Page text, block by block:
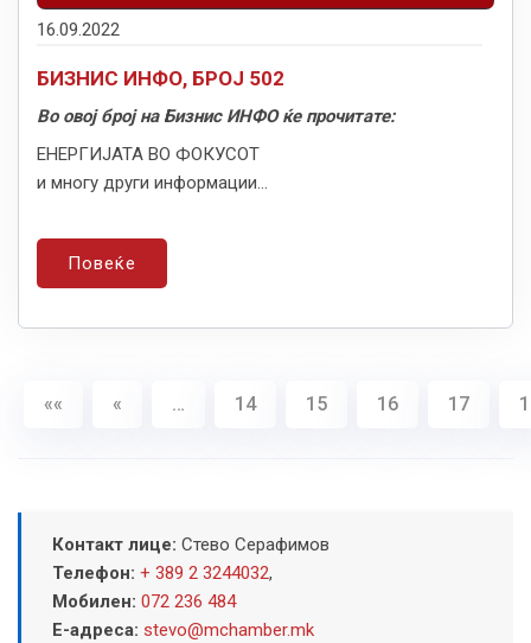
16.09.2022
БИЗНИС ИНФО, БРОЈ 502
Во овој број на Бизнис ИНФО ќе прочитате:
ЕНЕРГИЈАТА ВО ФОКУСОТ
и многу други информации...
Повеќе
«« « … 14 15 16 17
Контакт лице: Стево Серафимов
Телефон: + 389 2 3244032,
Мобилен: 072 236 484
Е-адреса: stevo@mchamber.mk